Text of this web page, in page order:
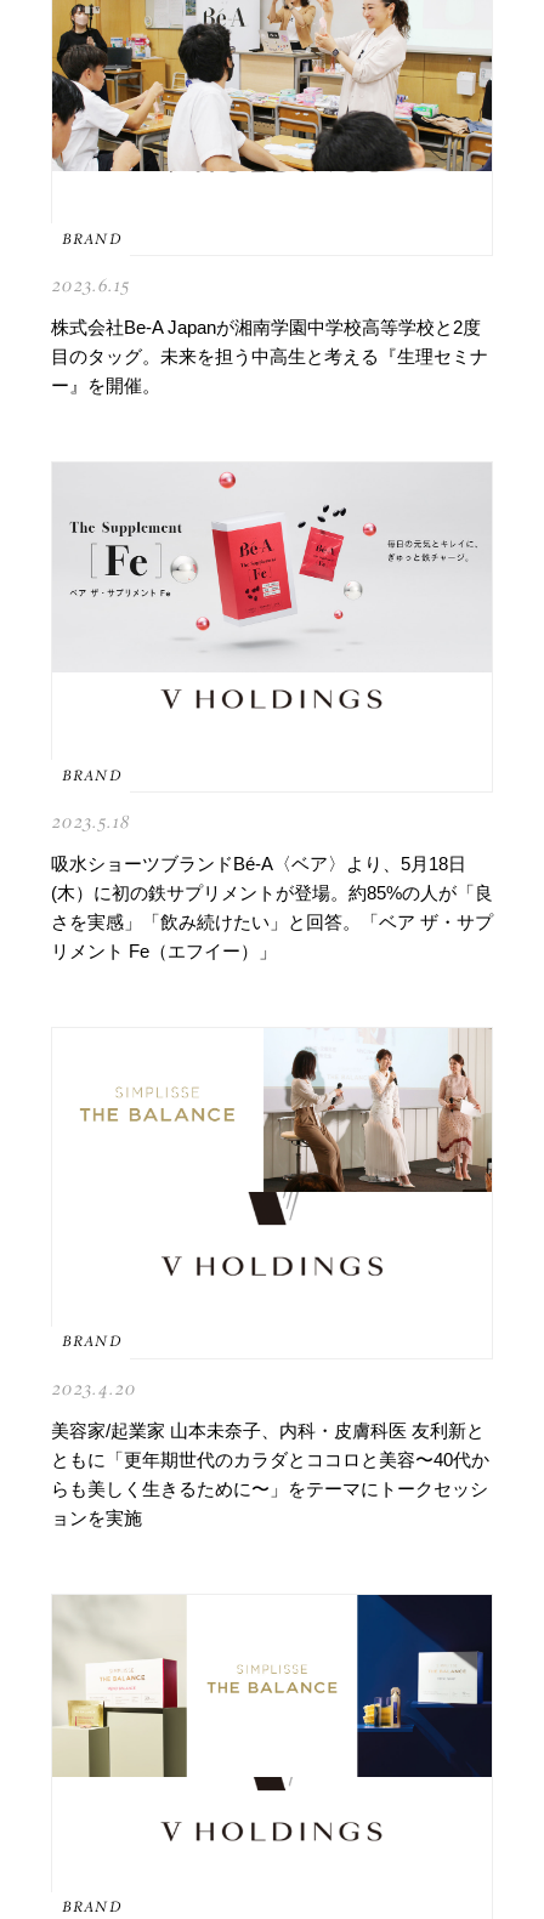
BRAND
2023.6.15
株式会社Be-A Japanが湘南学園中学校高等学校と2度
目のタッグ。未来を担う中高生と考える『生理セミナ
ー』を開催。
BRAND
2023.5.18
吸水ショーツブランドBé-A〈ベア〉より、5月18日
(木）に初の鉄サプリメントが登場。約85%の人が「良
さを実感」「飲み続けたい」と回答。「ベア ザ・サプ
リメント Fe（エフイー）」
BRAND
2023.4.20
美容家/起業家 山本未奈子、内科・皮膚科医 友利新と
ともに「更年期世代のカラダとココロと美容〜40代か
らも美しく生きるために〜」をテーマにトークセッシ
ョンを実施
BRAND